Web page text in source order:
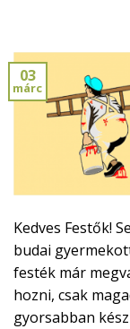
03
márc
Kedves Festők!
budai
festék már
hozni, csak
gyorsabban